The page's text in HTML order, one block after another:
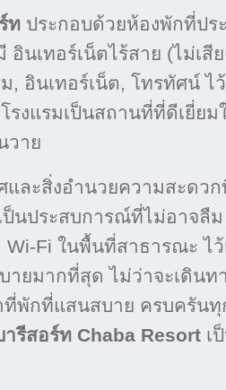
ท ประกอบด้วยห้องพักที่ปร
อินเทอร์เน็ตไร้สาย (ไม่เสี
ม, อินเทอร์เน็ต, โทรทัศน์
รงแรมเป็นสถานที่ที่ดีเยี่ย
วาย
และสิ่งอำนวยความสะดว
นประสบการณ์ที่ไม่อาจลืม
Fi ในพื้นที่สาธารณะ ไ
ยมากที่สุด ไม่ว่าจะเดินท
พักที่แสนสบาย ครบครัน
ารีสอร์ท Chaba Resort เ